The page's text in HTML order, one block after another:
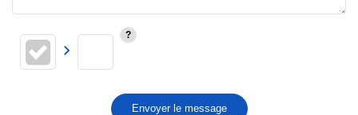
Envoyer le message